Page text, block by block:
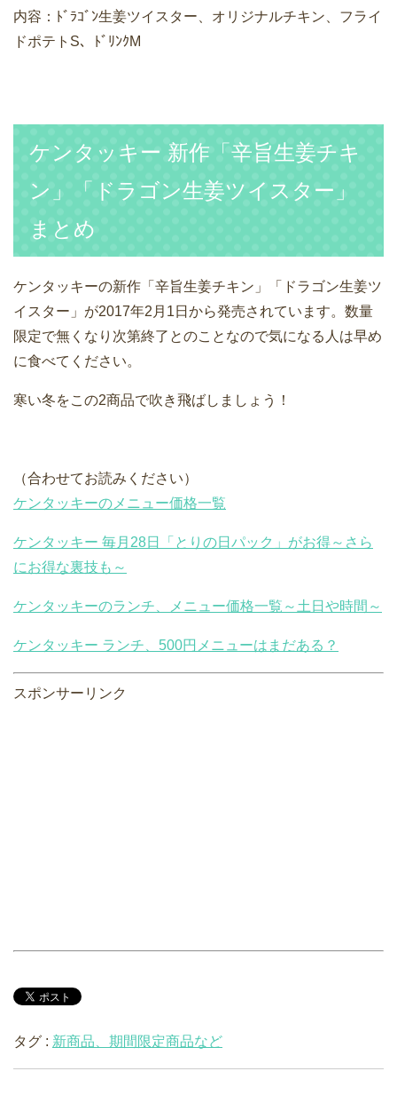
内容：ﾄﾞﾗｺﾞﾝ生姜ツイスター、オリジナルチキン、フライ
ドポテトS、ﾄﾞﾘﾝｸM
ケンタッキー 新作「辛旨生姜チキ
ン」「ドラゴン生姜ツイスター」
まとめ
ケンタッキーの新作「辛旨生姜チキン」「ドラゴン生姜ツ
イスター」が2017年2月1日から発売されています。数量
限定で無くなり次第終了とのことなので気になる人は早め
に食べてください。
寒い冬をこの2商品で吹き飛ばしましょう！
（合わせてお読みください）
ケンタッキーのメニュー価格一覧
ケンタッキー 毎月28日「とりの日パック」がお得～さら
にお得な裏技も～
ケンタッキーのランチ、メニュー価格一覧～土日や時間～
ケンタッキー ランチ、500円メニューはまだある？
スポンサーリンク
タグ : 新商品、期間限定商品など